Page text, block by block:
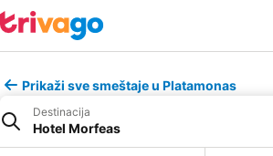
Prikaži sve smeštaje u Platamonas
Destinacija
Hotel Morfeas